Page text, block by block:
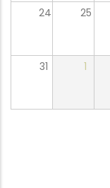
24 25
31 1